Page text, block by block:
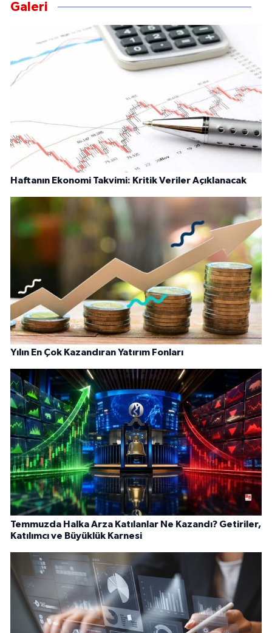
Galeri
Haftanın Ekonomi Takvimi: Kritik Veriler Açıklanacak
Yılın En Çok Kazandıran Yatırım Fonları
Temmuzda Halka Arza Katılanlar Ne Kazandı? Getiriler,
Katılımcı ve Büyüklük Karnesi